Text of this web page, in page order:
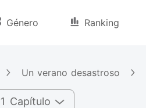
Género Ranking
Un verano desastroso
1 Capítulo